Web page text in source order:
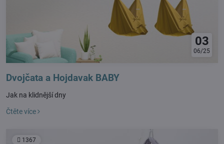
03
06/25
Dvojčata a Hojdavak BABY
Jak na klidnější dny
Čtěte více
1367